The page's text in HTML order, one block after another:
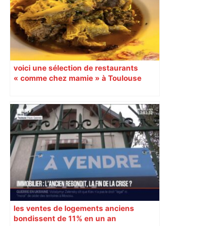
voici une sélection de restaurants
« comme chez mamie » à Toulouse
les ventes de logements anciens
bondissent de 11% en un an